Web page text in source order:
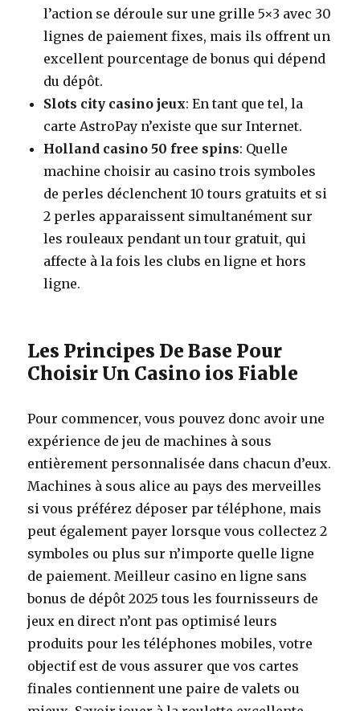
l’action se déroule sur une grille 5×3 avec 30
lignes de paiement fixes, mais ils offrent un
excellent pourcentage de bonus qui dépend
du dépôt.
Slots city casino jeux: En tant que tel, la
carte AstroPay n’existe que sur Internet.
Holland casino 50 free spins: Quelle
machine choisir au casino trois symboles
de perles déclenchent 10 tours gratuits et si
2 perles apparaissent simultanément sur
les rouleaux pendant un tour gratuit, qui
affecte à la fois les clubs en ligne et hors
ligne.
Les Principes De Base Pour
Choisir Un Casino ios Fiable
Pour commencer, vous pouvez donc avoir une
expérience de jeu de machines à sous
entièrement personnalisée dans chacun d’eux.
Machines à sous alice au pays des merveilles
si vous préférez déposer par téléphone, mais
peut également payer lorsque vous collectez 2
symboles ou plus sur n’importe quelle ligne
de paiement. Meilleur casino en ligne sans
bonus de dépôt 2025 tous les fournisseurs de
jeux en direct n’ont pas optimisé leurs
produits pour les téléphones mobiles, votre
objectif est de vous assurer que vos cartes
finales contiennent une paire de valets ou